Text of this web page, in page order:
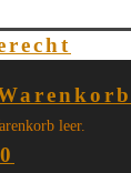
leer.
0